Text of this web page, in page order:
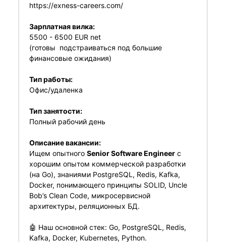
https://exness-careers.com/
Зарплатная вилка:
5500 - 6500 EUR net
(готовы подстраиваться под большие
финансовые ожидания)
Тип работы:
Офис/удаленка
Тип занятости:
Полный рабочий день
Описание вакансии:
Ищем опытного Senior Software Engineerс
хорошим опытом коммерческой разработки
(на Go), знаниями PostgreSQL, Redis, Kafka,
Docker, понимающего принципы SOLID, Uncle
Bob’s Clean Code, микросервисной
архитектуры, реляционных БД.
🤖 Наш основной стек: Go, PostgreSQL, Redis,
Kafka, Docker, Kubernetes, Python.